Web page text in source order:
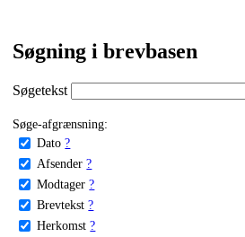
Søgning i brevbasen
Søgetekst
Søge-afgrænsning:
Dato ?
Afsender ?
Modtager ?
Brevtekst ?
Herkomst ?